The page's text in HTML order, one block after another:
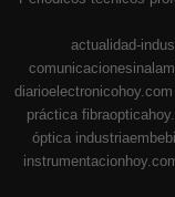
actualidad-
diarioelectronicohoy.com
práctica
óptica